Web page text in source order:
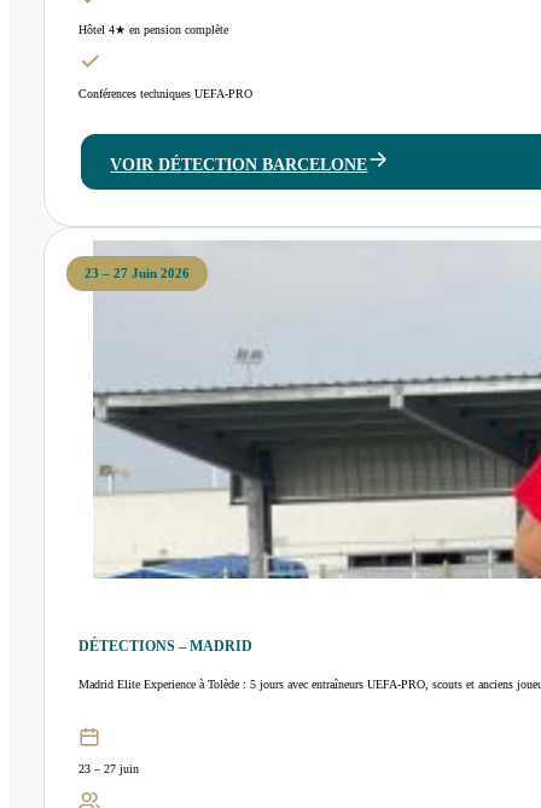
Hôtel 4★ en pension complète
Conférences techniques UEFA-PRO
VOIR DÉTECTION BARCELONE
23 – 27 Juin 2026
DÉTECTIONS – MADRID
Madrid Elite Experience à Tolède : 5 jours avec entraîneurs UEFA-PRO, scouts et anciens
23 – 27 juin